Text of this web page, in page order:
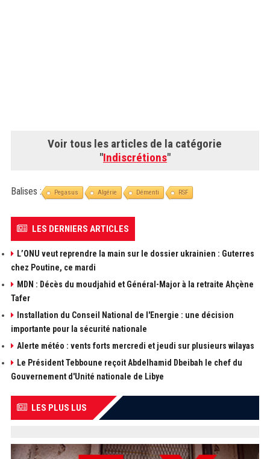
Voir tous les articles de la catégorie
"Indiscrétions"
Balises : Pegasus Algérie Démenti RSF
LES DERNIERS ARTICLES
L’ONU veut reprendre la main sur le dossier ukrainien : Guterres
chez Poutine, ce mardi
MDN : Décès du moudjahid et Général-Major à la retraite Ahçène
Tafer
Installation du Conseil National de l'Energie : une décision
importante pour la sécurité nationale
Alerte météo : vents forts mercredi et jeudi sur plusieurs wilayas
Le Président Tebboune reçoit Abdelhamid Dbeibah le chef du
Gouvernement d'Unité nationale de Libye
LES PLUS LUS